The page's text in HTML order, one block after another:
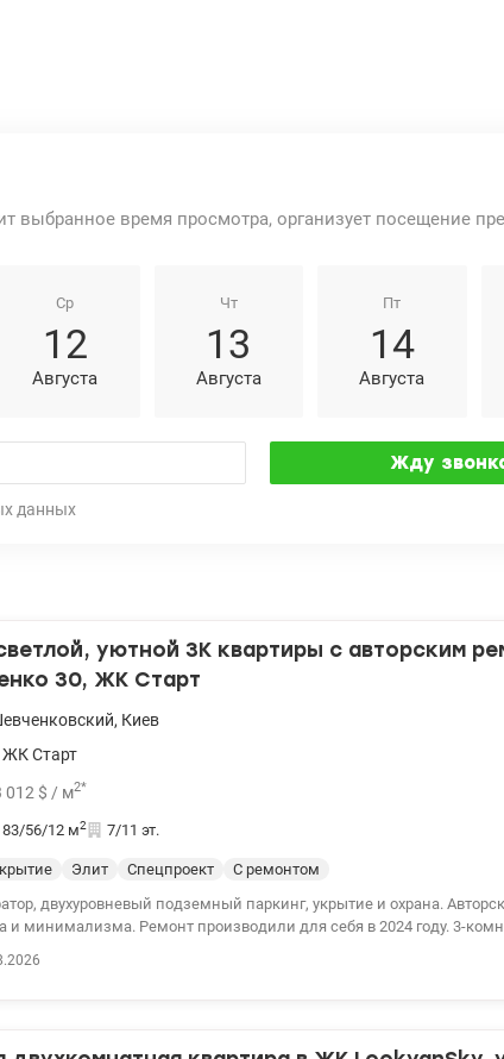
выбранное время просмотра, организует посещение
Ср
12
Августа
Чт
13
Августа
Пт
14
Августа
данных
уютной 3К квартиры с авторским
30, ЖК Старт
, Киев
ЖК Старт
012 $ / м2*
83/56/12 м2 7/11 эт.
Элит Спецпроект
С ремонтом
двухуровневый подземный паркинг, укрытие и охрана.
и минимализма. Ремонт производили для себя в 2024 году. 3-